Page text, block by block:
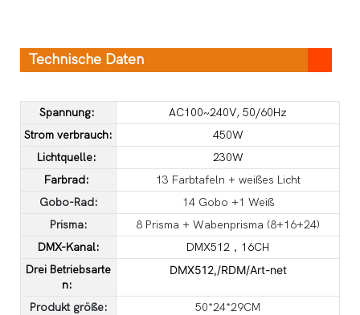
Technische Daten
Spannung:
AC100~240V, 50/60Hz
Strom verbrauch:
450W
Lichtquelle:
230W
Farbrad:
13 Farbtafeln + weißes Licht
Gobo-Rad:
14 Gobo +1 Weiß
Prisma:
8 Prisma + Wabenprisma (8+16+24)
DMX-Kanal:
DMX512，16CH
Drei Betriebsarte
n:
DMX512,/RDM/Art-net
Produkt größe:
50*24*29CM